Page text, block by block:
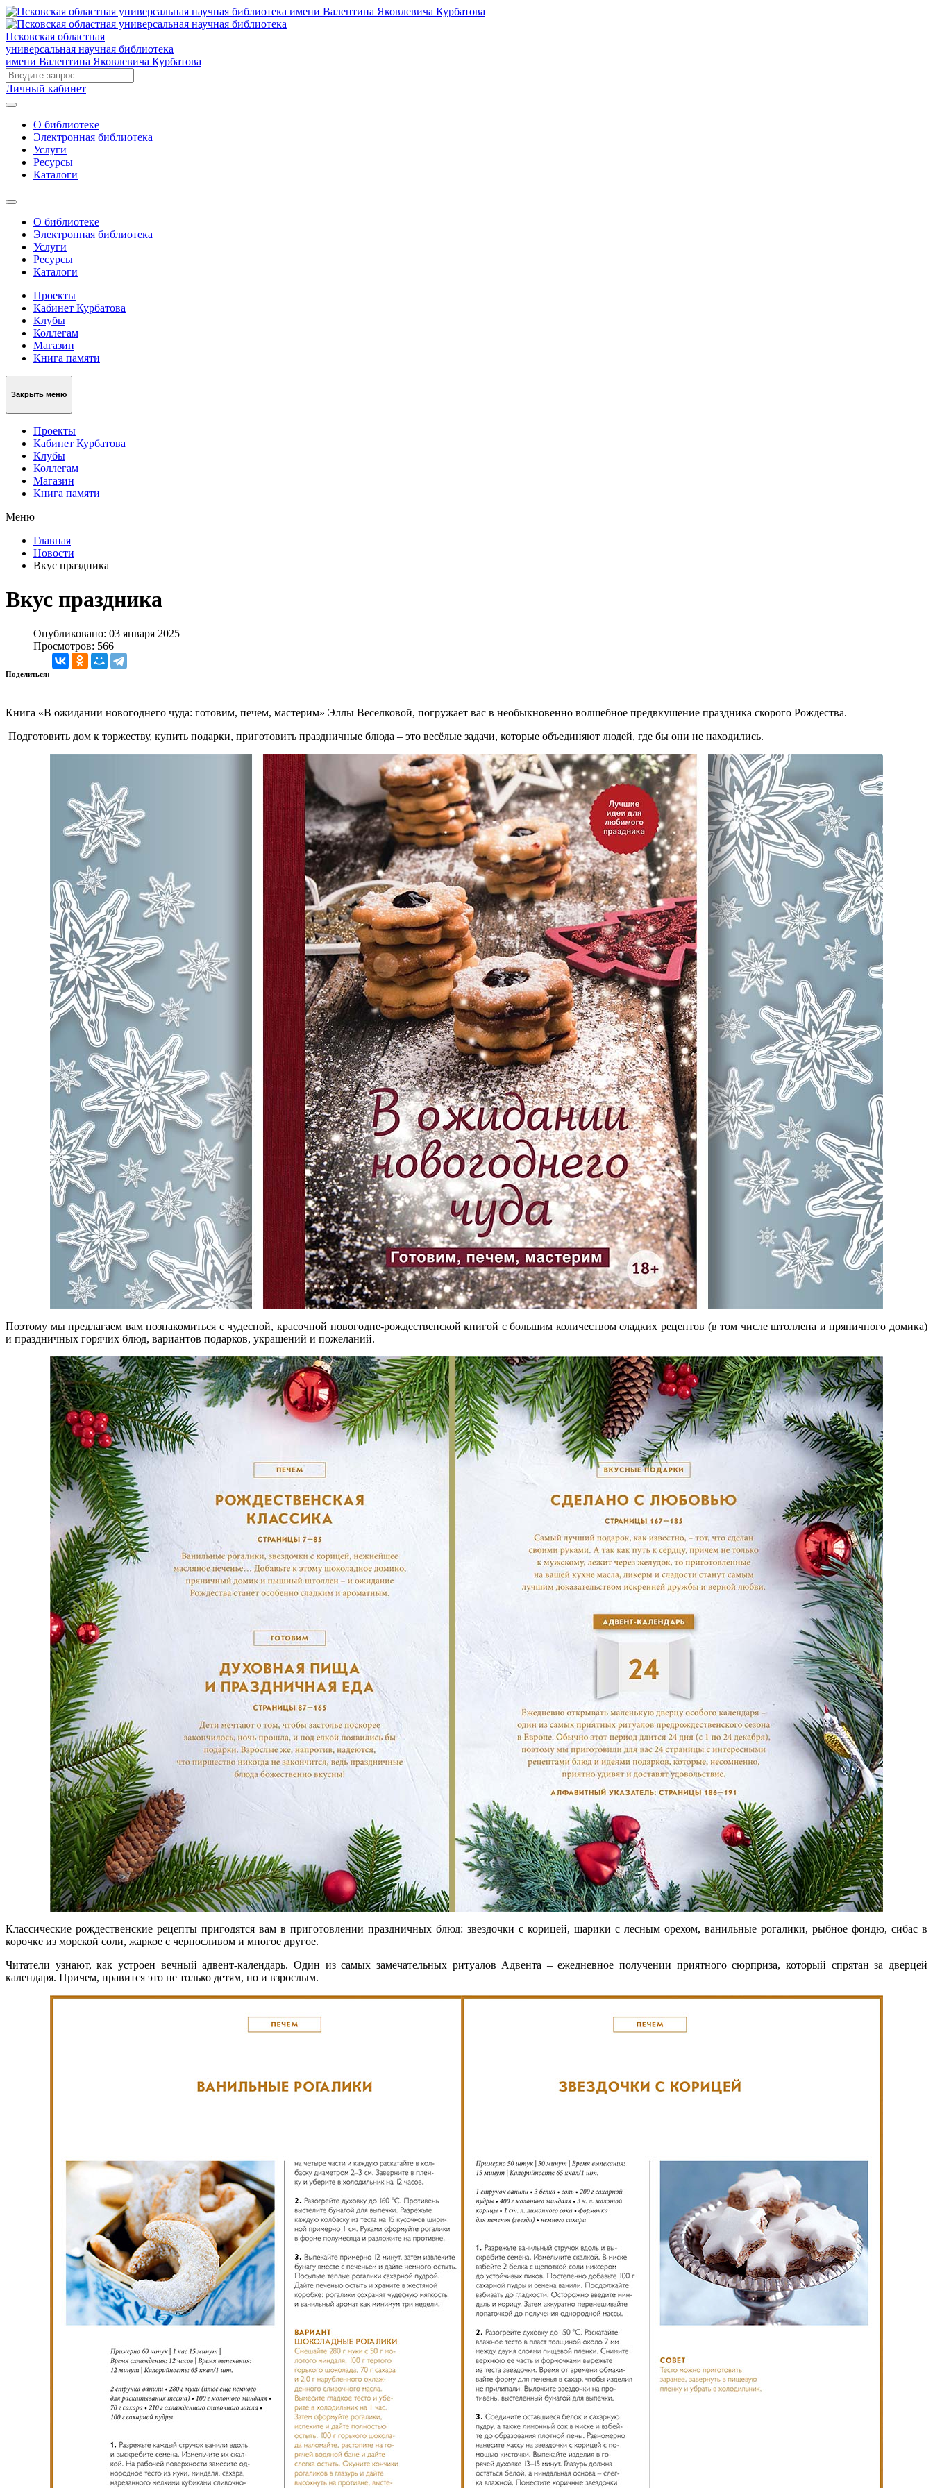
Псковская областная
универсальная научная библиотека
имени Валентина Яковлевича Курбатова
Личный кабинет
О библиотеке
Электронная библиотека
Услуги
Ресурсы
Каталоги
О библиотеке
Электронная библиотека
Услуги
Ресурсы
Каталоги
Проекты
Кабинет Курбатова
Клубы
Коллегам
Магазин
Книга памяти
Закрыть меню
Проекты
Кабинет Курбатова
Клубы
Коллегам
Магазин
Книга памяти
Меню
Главная
Новости
Вкус праздника
Вкус праздника
Опубликовано: 03 января 2025
Просмотров: 566
Поделиться:
Книга «В ожидании новогоднего чуда: готовим, печем, мастерим» Эллы Веселковой, погружает вас в необыкновенно волшебное предвкушение праздника скорого Рождества.
Подготовить дом к торжеству, купить подарки, приготовить праздничные блюда – это весёлые задачи, которые объединяют людей, где бы они не находились.
Поэтому мы предлагаем вам познакомиться с чудесной, красочной новогодне-рождественской книгой с большим количеством сладких рецептов (в том числе штоллена и пряничного домика)
и праздничных горячих блюд, вариантов подарков, украшений и пожеланий.
Классические рождественские рецепты пригодятся вам в приготовлении праздничных блюд: звездочки с корицей, шарики с лесным орехом, ванильные рогалики, рыбное фондю, сибас в
корочке из морской соли, жаркое с черносливом и многое другое.
Читатели узнают, как устроен вечный адвент-календарь. Один из самых замечательных ритуалов Адвента – ежедневное получении приятного сюрприза, который спрятан за дверцей
календаря. Причем, нравится это не только детям, но и взрослым.